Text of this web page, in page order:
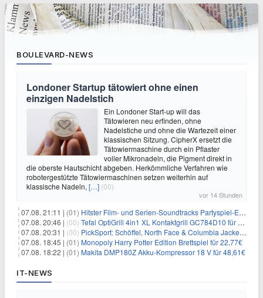
BOULEVARD-NEWS
Londoner Startup tätowiert ohne einen
einzigen Nadelstich
Ein Londoner Start-up will das
Tätowieren neu erfinden, ohne
Nadelstiche und ohne die Wartezeit einer
klassischen Sitzung. CipherX ersetzt die
Tätowiermaschine durch ein Pflaster
voller Mikronadeln, die Pigment direkt in
die oberste Hautschicht abgeben. Herkömmliche Verfahren wie
robotergestützte Tätowiermaschinen setzen weiterhin auf
klassische Nadeln, […] (00)
vor 14 Stunden
07.08. 21:11 | (01) Hitster Film- und Serien-Soundtracks Partyspiel-Erweiterung für 6,99€
07.08. 20:46 | (00) Tefal OptiGrill 4in1 XL Kontaktgrill GC784D10 für 239,99€
07.08. 20:31 | (00) PickSport: Schöffel, North Face & Columbia Jacken ab 39,60€
07.08. 18:45 | (01) Monopoly Harry Potter Edition Brettspiel für 22,77€
07.08. 18:22 | (01) Makita DMP180Z Akku-Kompressor 18 V für 48,61€
IT-NEWS